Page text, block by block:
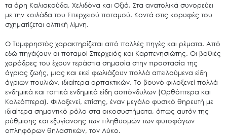
τα όρη Καλιακούδα, Χελιδόνα και Οξιά. Στα ανατολικά συνορεύει
με την κοιλάδα του Σπερχειού ποταμού. Κοντά στις κορυφές του
σχηματίζεται αλπική λίμνη.
Ο Τυμφρηστός χαρακτηρίζεται από πολλές πηγές και ρέματα. Από
εδώ πηγάζουν οι ποταμοί Σπερχειός και Καρπενησιώτης. Οι βαθιές
χαράδρες του έχουν τεράστια σημασία στην προστασία της
άγριας ζωής, μιας και εκεί φωλιάζουν πολλά απειλούμενα είδη
άγριων πουλιών, ιδιαίτερα αρπακτικών. Το βουνό φιλοξενεί πολλά
ενδημικά και τοπικά ενδημικά είδη ασπόνδυλων (Ορθόπτερα και
Κολεόπτερα). Φιλοξενεί, επίσης, έναν μεγάλο φυσικό θηρευτή με
ιδιαίτερα σημαντικό ρόλο στα οικοσυστήματα, όπως αυτόν της
ρύθμισης και εξυγίανσης των πληθυσμών των φυτοφάγων
οπληφόρων θηλαστικών, τον Λύκο.